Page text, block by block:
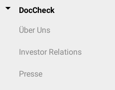
DocCheck
Über Uns
Investor Relations
Presse